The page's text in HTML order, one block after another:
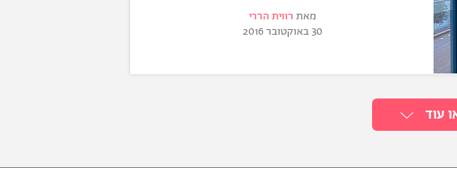
מאת רווית הררי
30 באוקטובר 2016
עוד